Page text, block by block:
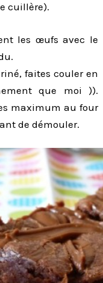
cuillère).
les œufs avec le
faites couler en
que moi )).
maximum au four
de démouler.